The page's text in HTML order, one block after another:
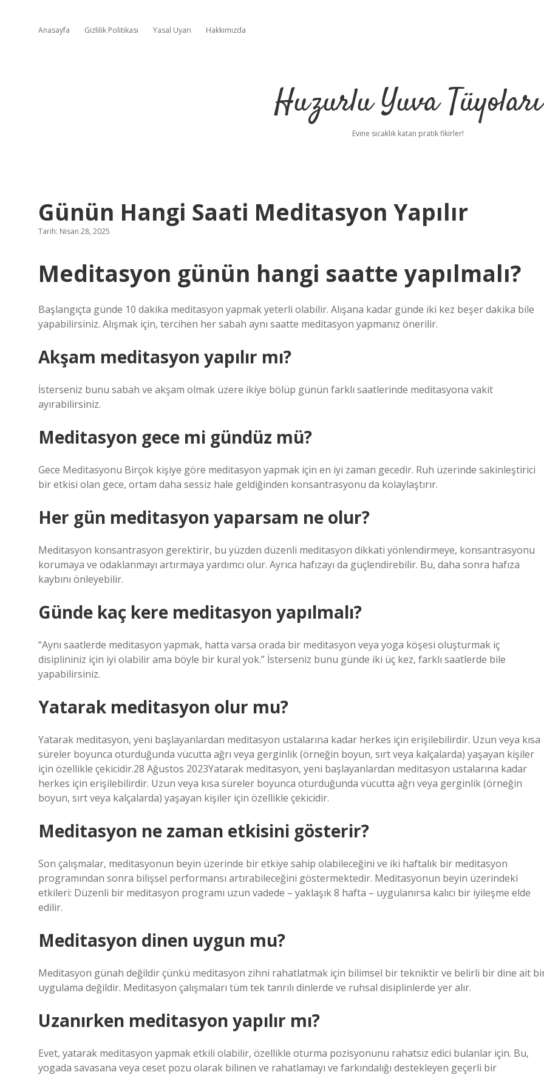
Anasayfa Gizlilik Politikası Yasal Uyarı Hakkımızda
Huzurlu Yuva Tüyoları
Evine sıcaklık katan pratik fikirler!
Günün Hangi Saati Meditasyon Yapılır
Tarih: Nisan 28, 2025
Meditasyon günün hangi saatte yapılmalı?
Başlangıçta günde 10 dakika meditasyon yapmak yeterli olabilir. Alışana kadar günde iki kez beşer dakika bile
yapabilirsiniz. Alışmak için, tercihen her sabah aynı saatte meditasyon yapmanız önerilir.
Akşam meditasyon yapılır mı?
İsterseniz bunu sabah ve akşam olmak üzere ikiye bölüp günün farklı saatlerinde meditasyona vakit
ayırabilirsiniz.
Meditasyon gece mi gündüz mü?
Gece Meditasyonu Birçok kişiye göre meditasyon yapmak için en iyi zaman gecedir. Ruh üzerinde sakinleştirici
bir etkisi olan gece, ortam daha sessiz hale geldiğinden konsantrasyonu da kolaylaştırır.
Her gün meditasyon yaparsam ne olur?
Meditasyon konsantrasyon gerektirir, bu yüzden düzenli meditasyon dikkati yönlendirmeye, konsantrasyonu
korumaya ve odaklanmayı artırmaya yardımcı olur. Ayrıca hafızayı da güçlendirebilir. Bu, daha sonra hafıza
kaybını önleyebilir.
Günde kaç kere meditasyon yapılmalı?
“Aynı saatlerde meditasyon yapmak, hatta varsa orada bir meditasyon veya yoga köşesi oluşturmak iç
disiplininiz için iyi olabilir ama böyle bir kural yok.” İsterseniz bunu günde iki üç kez, farklı saatlerde bile
yapabilirsiniz.
Yatarak meditasyon olur mu?
Yatarak meditasyon, yeni başlayanlardan meditasyon ustalarına kadar herkes için erişilebilirdir. Uzun veya kısa
süreler boyunca oturduğunda vücutta ağrı veya gerginlik (örneğin boyun, sırt veya kalçalarda) yaşayan kişiler
için özellikle çekicidir.28 Ağustos 2023Yatarak meditasyon, yeni başlayanlardan meditasyon ustalarına kadar
herkes için erişilebilirdir. Uzun veya kısa süreler boyunca oturduğunda vücutta ağrı veya gerginlik (örneğin
boyun, sırt veya kalçalarda) yaşayan kişiler için özellikle çekicidir.
Meditasyon ne zaman etkisini gösterir?
Son çalışmalar, meditasyonun beyin üzerinde bir etkiye sahip olabileceğini ve iki haftalık bir meditasyon
programından sonra bilişsel performansı artırabileceğini göstermektedir. Meditasyonun beyin üzerindeki
etkileri: Düzenli bir meditasyon programı uzun vadede – yaklaşık 8 hafta – uygulanırsa kalıcı bir iyileşme elde
edilir.
Meditasyon dinen uygun mu?
Meditasyon günah değildir çünkü meditasyon zihni rahatlatmak için bilimsel bir tekniktir ve belirli bir dine ait
uygulama değildir. Meditasyon çalışmaları tüm tek tanrılı dinlerde ve ruhsal disiplinlerde yer alır.
Uzanırken meditasyon yapılır mı?
Evet, yatarak meditasyon yapmak etkili olabilir, özellikle oturma pozisyonunu rahatsız edici bulanlar için. Bu,
yogada savasana veya ceset pozu olarak bilinen ve rahatlamayı ve farkındalığı destekleyen geçerli bir